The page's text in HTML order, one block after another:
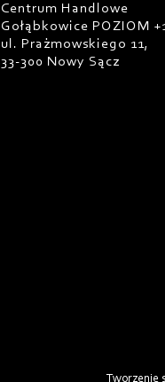
Centrum Handlowe
Gołąbkowice POZIOM
ul. Prażmowskiego 11,
33-300 Nowy Sącz